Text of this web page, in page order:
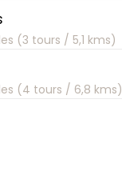
(3 tours / 5,1 kms)
(4 tours / 6,8 kms)